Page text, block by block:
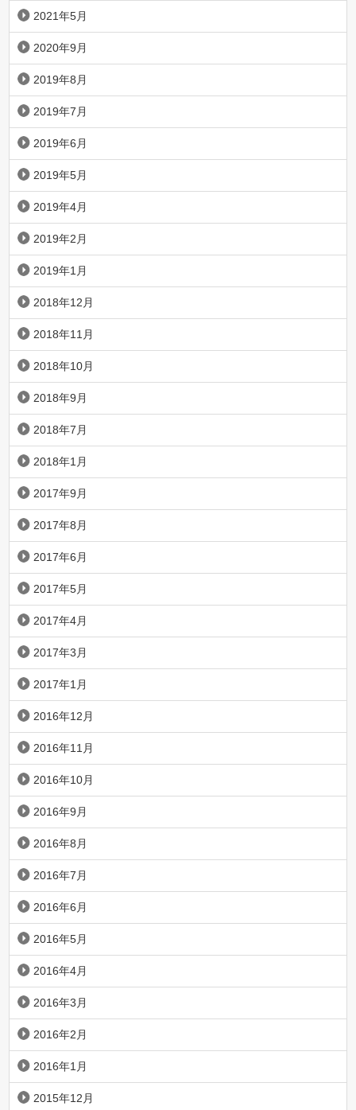
2021年5月
2020年9月
2019年8月
2019年7月
2019年6月
2019年5月
2019年4月
2019年2月
2019年1月
2018年12月
2018年11月
2018年10月
2018年9月
2018年7月
2018年1月
2017年9月
2017年8月
2017年6月
2017年5月
2017年4月
2017年3月
2017年1月
2016年12月
2016年11月
2016年10月
2016年9月
2016年8月
2016年7月
2016年6月
2016年5月
2016年4月
2016年3月
2016年2月
2016年1月
2015年12月